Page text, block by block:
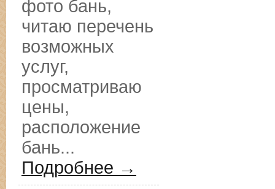
фото бань,
читаю перечень
возможных
услуг,
просматриваю
цены,
расположение
бань...
Подробнее →